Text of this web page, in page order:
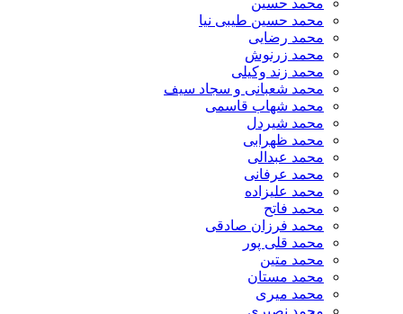
محمد حسین
محمد حسین طیبی نیا
محمد رضایی
محمد زرنوش
محمد زند وکیلی
محمد شعبانی و سجاد سیف
محمد شهاب قاسمی
​محمد شیردل
محمد ظهرابی
محمد عبدالی
محمد عرفانی
محمد علیزاده
محمد فاتح
محمد فرزان صادقی
محمد قلی پور
محمد متین
محمد مستان
محمد میری